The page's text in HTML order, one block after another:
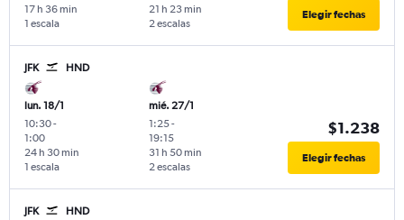
1 escala
17 h 36 min
2 escalas
21 h 23 min Elegir fechas
JFK HND
lun. 18/1
10:30-
1:00
1 escala
24 h 30 min
mié. 27/1
1:25-
19:15
2 escalas
31 h 50 min
$1.238
Elegir fechas
JFK HND